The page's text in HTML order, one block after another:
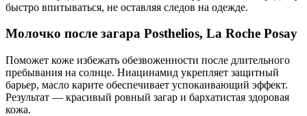
быстро впитываться, не оставляя следов на одежде.
Молочко после загара Posthelios, La Roche Posay
Поможет коже избежать обезвоженности после длительного
пребывания на солнце. Ниацинамид укрепляет защитный
барьер, масло карите обеспечивает успокаивающий эффект.
Результат — красивый ровный загар и бархатистая здоровая
кожа.